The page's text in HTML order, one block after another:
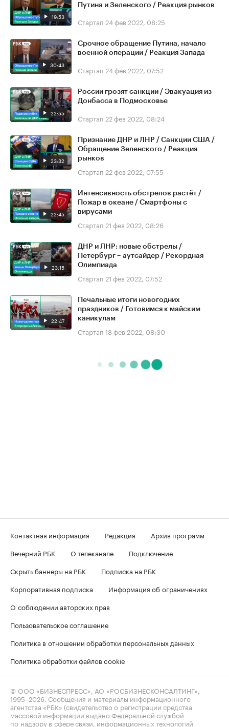
19:53
Путина и Зеленского / Реакция рынков
Стартап 24 фев 2022, 08:25
30:43
Срочное обращение Путина, начало
военной операции / Реакция Запада
Стартап 24 фев 2022, 07:52
22:55
России грозят санкции / Эвакуация из
Донбасса в Подмосковье
Стартап 22 фев 2022, 08:24
23:32
Признание ДНР и ЛНР / Санкции США /
Обращение Зеленского / Реакция
рынков
Стартап 22 фев 2022, 07:55
22:45
Интенсивность обстрелов растёт /
Пожар в океане / Смартфоны с
вирусами
Стартап 21 фев 2022, 08:26
23:15
ДНР и ЛНР: новые обстрелы /
Петербург – аутсайдер / Рекордная
Олимпиада
Стартап 21 фев 2022, 07:52
22:47
Печальные итоги новогодних
праздников / Готовимся к майским
каникулам
Стартап 18 фев 2022, 08:30
Контактная информация Редакция
Архив программ
Вечерний РБК
О телеканале
Подключение
Скрыть баннеры на РБК
Подписка на РБК
Корпоративная подписка
Информация об ограничениях
О соблюдении авторских прав
Пользовательское соглашение
Политика в отношении обработки персональных данных
Политика обработки файлов cookie
© ООО «БИЗНЕСПРЕСС», АО «РОСБИЗНЕСКОНСАЛТИНГ»,
1995–2026 . Сообщения и материалы информационного
агентства «РБК» (свидетельство о регистрации средства
массовой информации выдано Федеральной службой
по надзору в сфере связи, информационных технологий